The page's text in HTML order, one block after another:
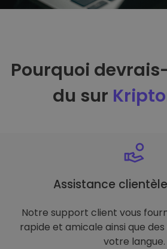
Pourquoi
du sur
Assistance
Notre support client vous
rapide et amicale ainsi que
votre langue.